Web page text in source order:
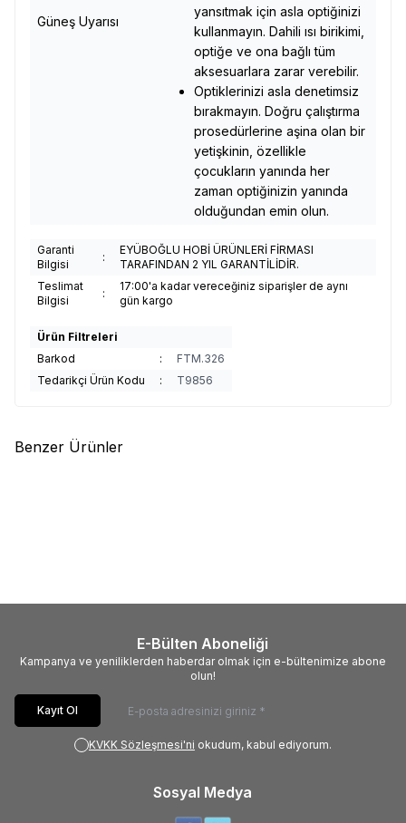
Güneş Uyarısı
yansıtmak için asla optiğinizi
kullanmayın. Dahili ısı birikimi,
optiğe ve ona bağlı tüm
aksesuarlara zarar verebilir.
Optiklerinizi asla denetimsiz
bırakmayın. Doğru çalıştırma
prosedürlerine aşina olan bir
yetişkinin, özellikle
çocukların yanında her
zaman optiğinizin yanında
olduğundan emin olun.
Garanti
Bilgisi
:
EYÜBOĞLU HOBİ ÜRÜNLERİ FİRMASI
TARAFINDAN 2 YIL GARANTİLİDİR.
Teslimat
Bilgisi
:
17:00'a kadar vereceğiniz siparişler de aynı
gün kargo
Ürün Filtreleri
Barkod
:
FTM.326
Tedarikçi Ürün Kodu
: T9856
Benzer Ürünler
E-Bülten Aboneliği
Kampanya ve yeniliklerden haberdar olmak için e-bültenimize abone
olun!
Kayıt Ol
KVKK Sözleşmesi'ni okudum, kabul ediyorum.
Sosyal Medya